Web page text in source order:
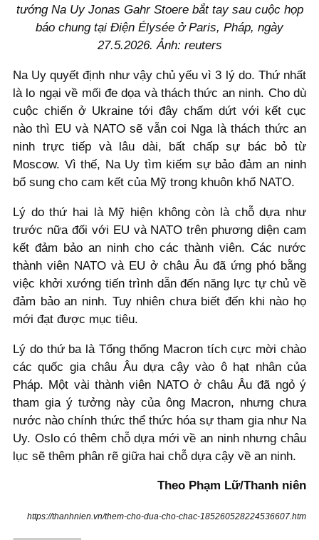
tướng Na Uy Jonas Gahr Stoere bắt tay sau cuộc họp
báo chung tại Điện Élysée ở Paris, Pháp, ngày
27.5.2026. Ảnh: reuters
Na Uy quyết định như vậy chủ yếu vì 3 lý do. Thứ nhất
là lo ngại về mối đe dọa và thách thức an ninh. Cho dù
cuộc chiến ở Ukraine tới đây chấm dứt với kết cục
nào thì EU và NATO sẽ vẫn coi Nga là thách thức an
ninh trực tiếp và lâu dài, bất chấp sự bác bỏ từ
Moscow. Vì thế, Na Uy tìm kiếm sự bảo đảm an ninh
bổ sung cho cam kết của Mỹ trong khuôn khổ NATO.
Lý do thứ hai là Mỹ hiện không còn là chỗ dựa như
trước nữa đối với EU và NATO trên phương diện cam
kết đảm bảo an ninh cho các thành viên. Các nước
thành viên NATO và EU ở châu Âu đã ứng phó bằng
việc khởi xướng tiến trình dẫn đến năng lực tự chủ về
đảm bảo an ninh. Tuy nhiên chưa biết đến khi nào họ
mới đạt được mục tiêu.
Lý do thứ ba là Tổng thống Macron tích cực mời chào
các quốc gia châu Âu dựa cậy vào ô hạt nhân của
Pháp. Một vài thành viên NATO ở châu Âu đã ngỏ ý
tham gia ý tưởng này của ông Macron, nhưng chưa
nước nào chính thức thể thức hóa sự tham gia như Na
Uy. Oslo có thêm chỗ dựa mới về an ninh nhưng châu
lục sẽ thêm phân rẽ giữa hai chỗ dựa cậy về an ninh.
Theo Phạm Lữ/Thanh niên
https://thanhnien.vn/them-cho-dua-cho-chac-185260528224536607.htm